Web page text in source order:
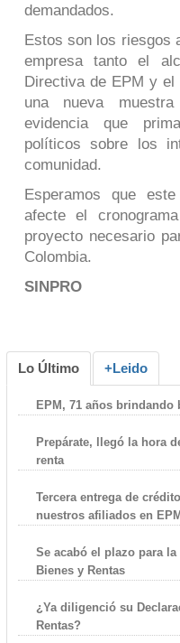
demandados.
Estos son los riesgos
empresa tanto el
Directiva de EPM y el
una nueva
evidencia que
políticos sobre los
comunidad.
Esperamos que
afecte el
proyecto necesario
Colombia.
SINPRO
Lo Último +Leido
EPM, 71 años brindando
Prepárate, llegó la hora
renta
Tercera entrega de
nuestros afiliados en EPM
Se acabó el plazo para
Bienes y Rentas
¿Ya diligenció su
Rentas?